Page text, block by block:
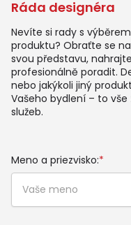
Ráda designéra
Nevíte si rady s
produktu? Obraťte se
svou představu,
profesionálně poradit.
nebo jakýkoli jiný
Vašeho bydlení – to vše
služeb.
Meno a priezvisko:*